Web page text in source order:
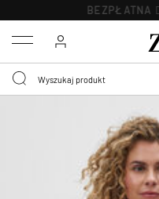
BEZPŁATNA
Menu